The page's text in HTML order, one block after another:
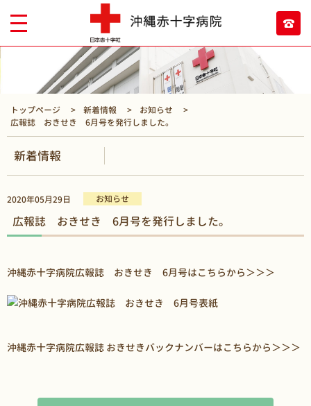
トップページ 新着情報
お知らせ
広報誌 おきせき 6月号を発行しました。
新着情報
2020年05月29日 お知らせ
広報誌 おきせき 6月号を発行しました。
沖縄赤十字病院広報誌 おきせき 6月号はこちらから＞＞＞
沖縄赤十字病院広報誌 おきせきバックナンバーはこちらから＞＞＞